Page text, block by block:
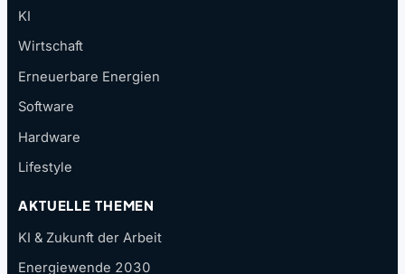
KI
Wirtschaft
Erneuerbare Energien
Software
Hardware
Lifestyle
AKTUELLE THEMEN
KI & Zukunft der Arbeit
Energiewende 2030